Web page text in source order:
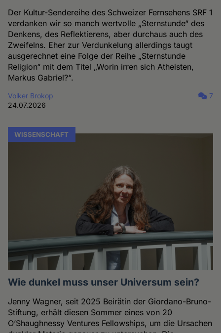
Der Kultur-Sendereihe des Schweizer Fernsehens SRF 1
verdanken wir so manch wertvolle „Sternstunde“ des
Denkens, des Reflektierens, aber durchaus auch des
Zweifelns. Eher zur Verdunkelung allerdings taugt
ausgerechnet eine Folge der Reihe „Sternstunde
Religion“ mit dem Titel „Worin irren sich Atheisten,
Markus Gabriel?“.
Volker Brokop
24.07.2026
7
WISSENSCHAFT
Wie dunkel muss unser Universum sein?
Jenny Wagner, seit 2025 Beirätin der Giordano-Bruno-
Stiftung, erhält diesen Sommer eines von 20
O’Shaughnessy Ventures Fellowships, um die Ursachen